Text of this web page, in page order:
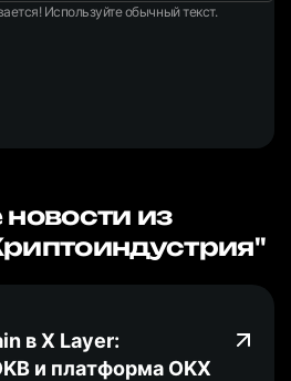
Используйте обычный текст.
из
в X Layer:
и платформа OKX